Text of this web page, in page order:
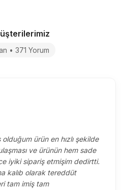
• 371 Yorum
en hızlı şekilde
ve ürünün hem sade
kalıb olarak tereddüt
tam imiş tam